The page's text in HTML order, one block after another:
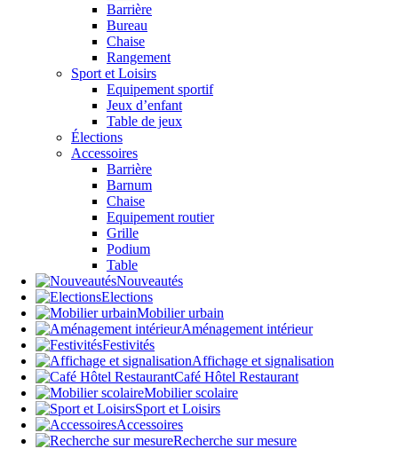
Barrière
Bureau
Chaise
Rangement
Sport et Loisirs
Equipement sportif
Jeux d’enfant
Table de jeux
Élections
Accessoires
Barrière
Barnum
Chaise
Equipement routier
Grille
Podium
Table
Nouveautés
Elections
Mobilier urbain
Aménagement intérieur
Festivités
Affichage et signalisation
Café Hôtel Restaurant
Mobilier scolaire
Sport et Loisirs
Accessoires
Recherche sur mesure